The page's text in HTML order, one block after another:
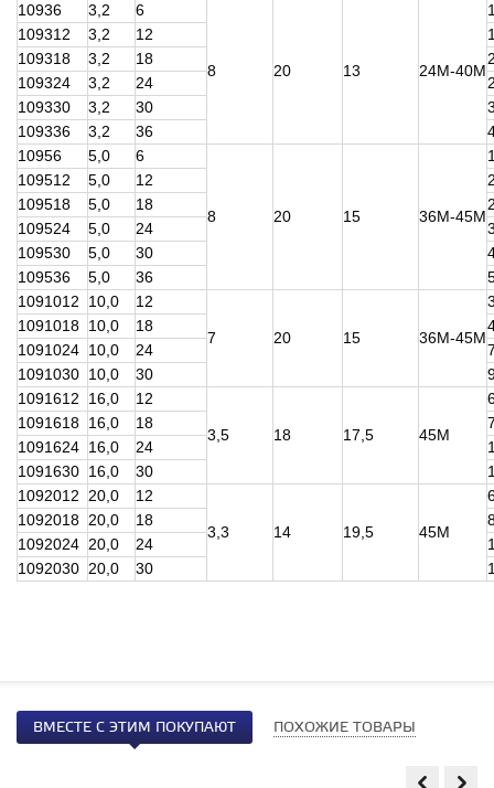
10936
3,2 6
8 20 13 24М-40М
109312
3,2 12
109318
3,2 18
109324
3,2 24
109330
3,2 30
109336
3,2 36
10956
5,0 6
8 20 15 36М-45М
109512
5,0 12
109518
5,0 18
109524
5,0 24
109530
5,0 30
109536
5,0 36
1091012
10,0 12
7 20 15 36М-45М
1091018 10,0 18
1091024 10,0 24
1091030 10,0 30
1091612
16,0 12
3,5 18 17,5 45М
1091618 16,0 18
1091624 16,0 24
1091630 16,0 30
1092012
20,0 12
3,3 14 19,5 45М
1092018 20,0 18
1092024 20,0 24
1092030 20,0 30
ВМЕСТЕ С ЭТИМ ПОКУПАЮТ ПОХОЖИЕ ТОВАРЫ